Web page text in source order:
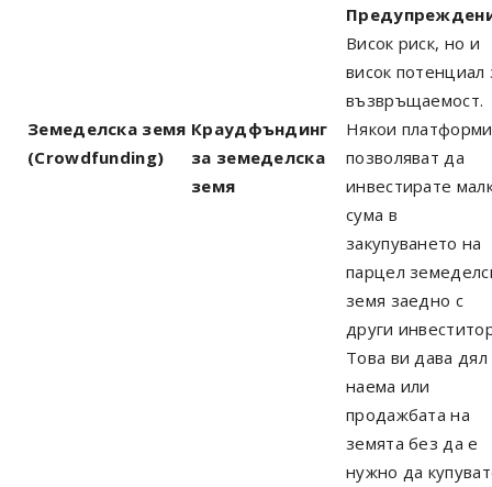
Висок риск, но и
висок потенциал
възвръщаемост.
Земеделска земя
(Crowdfunding)
Краудфъндинг
за земеделска
земя
Някои платформи
позволяват да
инвестирате
сума в
закупуването на
парцел
земя заедно с
други
Това ви дава дял
наема или
продажбата на
земята без да е
нужно да